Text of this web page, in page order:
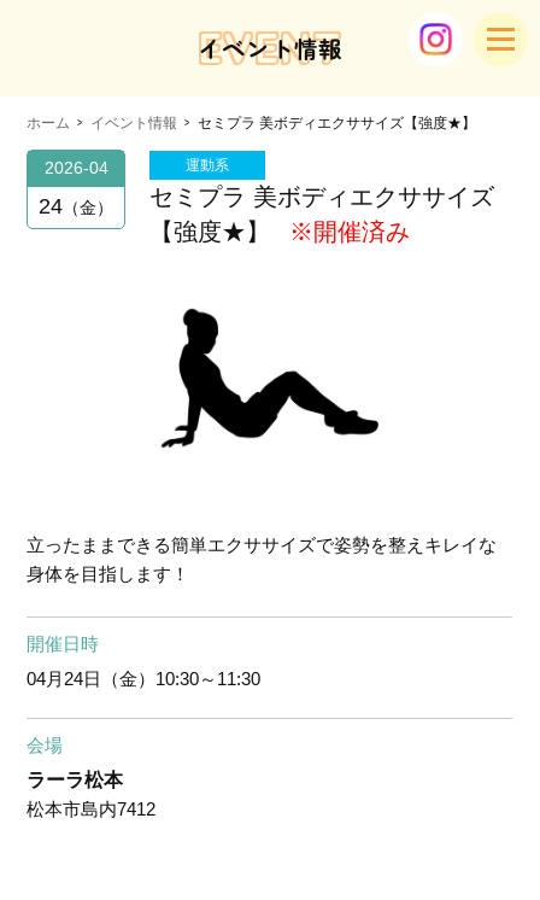
EVENT
イベント情報
ホーム イベント情報 セミプラ 美ボディエクササイズ【強度★】
2026-04
24 金
運動系
セミプラ 美ボディエクササイズ
【強度★】
※開催済み
立ったままできる簡単エクササイズで姿勢を整えキレイな
身体を目指します！
開催日時
04月24日（金） 10:30～11:30
会場
ラーラ松本
松本市島内7412